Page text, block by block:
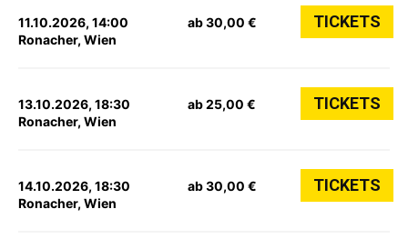
11.10.2026, 14:00
Ronacher, Wien
ab 30,00 € TICKETS
13.10.2026, 18:30
Ronacher, Wien
ab 25,00 € TICKETS
14.10.2026, 18:30
Ronacher, Wien
ab 30,00 € TICKETS